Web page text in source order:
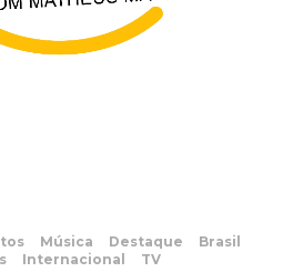
Música Destaque
Brasil
Internacional TV